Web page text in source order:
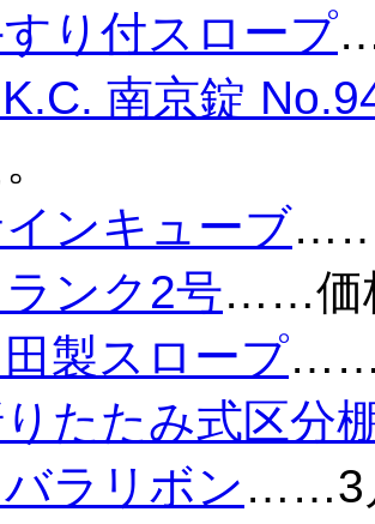
り付スロープ
南京錠
ンキューブ……
ランク2号……価
製スロープ……
たたみ式区分
ラリボン ……3